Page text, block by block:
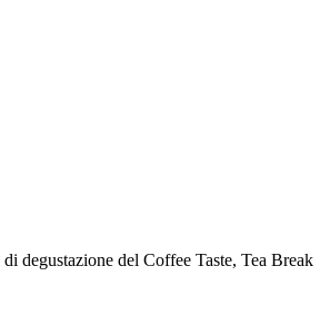
degustazione del Coffee Taste, Tea Break